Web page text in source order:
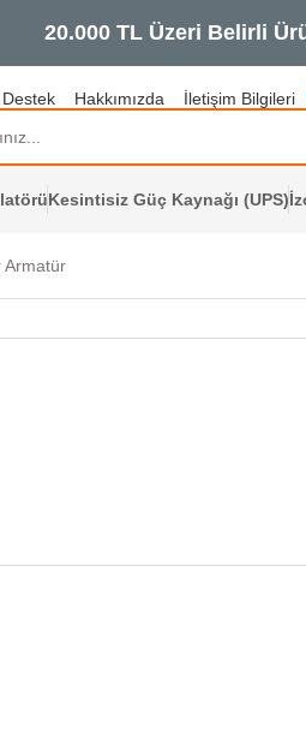
2
Destek Hakkımızda İletişim Bilgileri
Kesintisiz Güç Kaynağı (UPS)
Armatür